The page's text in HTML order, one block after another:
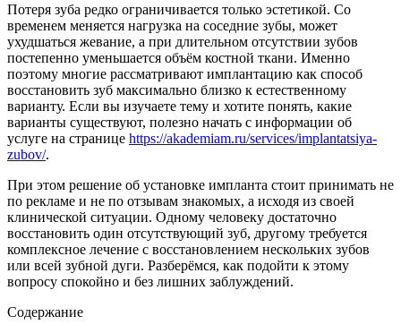
Потеря зуба редко ограничивается только эстетикой. Со
временем меняется нагрузка на соседние зубы, может
ухудшаться жевание, а при длительном отсутствии зубов
постепенно уменьшается объём костной ткани. Именно
поэтому многие рассматривают имплантацию как способ
восстановить зуб максимально близко к естественному
варианту. Если вы изучаете тему и хотите понять, какие
варианты существуют, полезно начать с информации об
услуге на странице https://akademiam.ru/services/implantatsiya-
zubov/.
При этом решение об установке импланта стоит принимать не
по рекламе и не по отзывам знакомых, а исходя из своей
клинической ситуации. Одному человеку достаточно
восстановить один отсутствующий зуб, другому требуется
комплексное лечение с восстановлением нескольких зубов
или всей зубной дуги. Разберёмся, как подойти к этому
вопросу спокойно и без лишних заблуждений.
Содержание